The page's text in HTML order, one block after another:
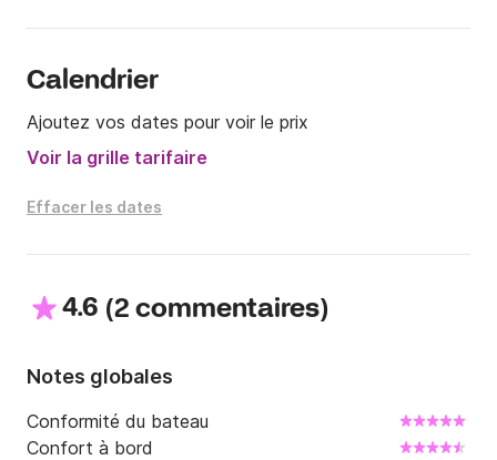
Calendrier
Ajoutez vos dates pour voir le prix
Voir la grille tarifaire
Effacer les dates
4.6 (2 commentaires)
Notes globales
Conformité du bateau
Confort à bord